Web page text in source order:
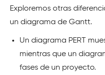
Exploremos otras
un diagrama de Gantt.
Un diagrama PERT
mientras que un
fases de un proyecto.